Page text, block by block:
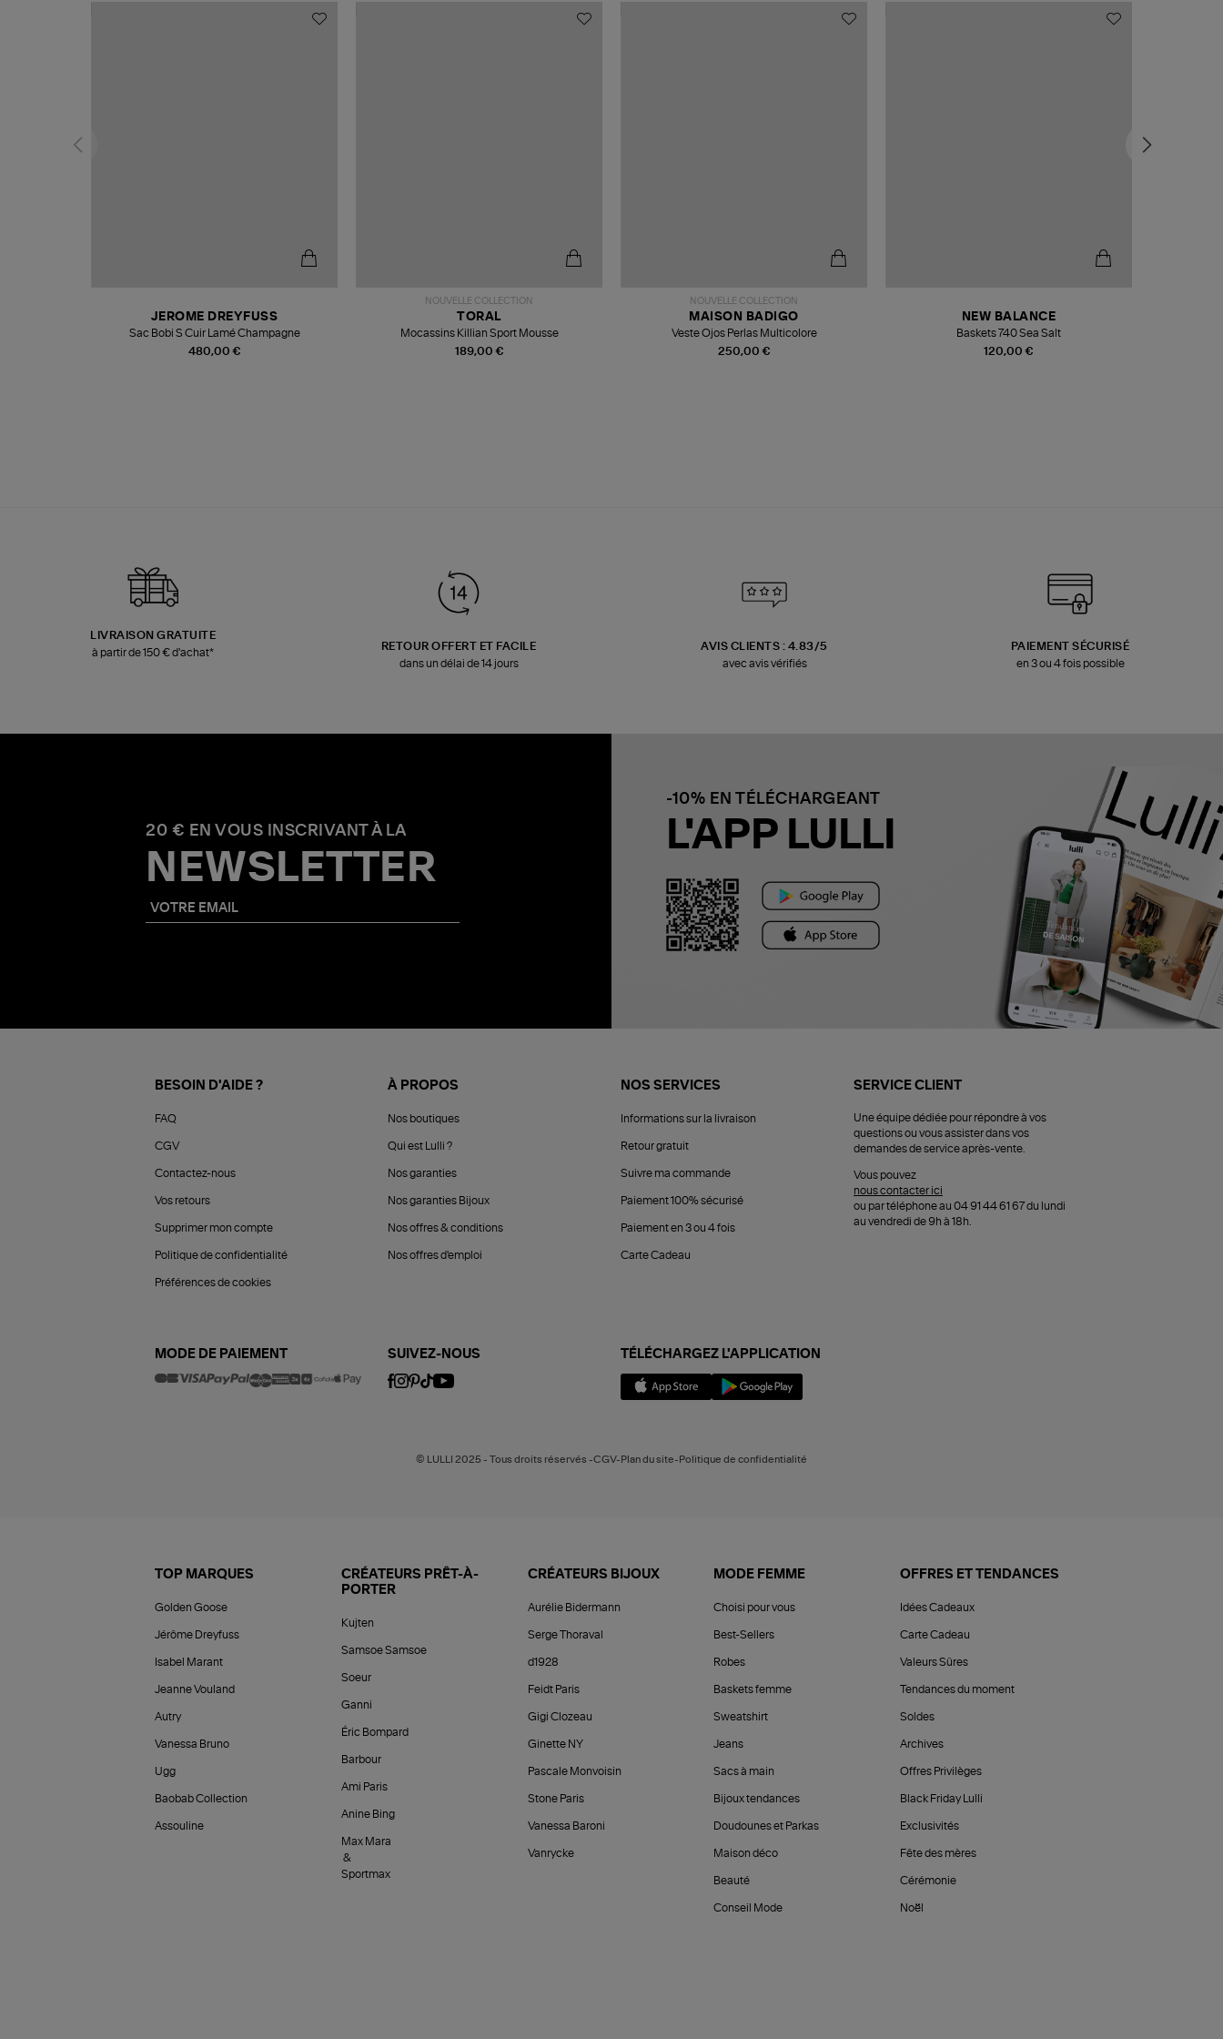
480,00 €
JEROME DREYFUSS
Sac Bobi S Cuir Lamé Champagne
NOUVELLE COLLECTION
189,00 €
TORAL
Mocassins Killian Sport Mousse
NOUVELLE COLLECTION
250,00 €
MAISON BADIGO
Veste Ojos Perlas Multicolore
120,00 €
NEW BALANCE
Baskets 740 Sea Salt
LIVRAISON GRATUITE
à partir de 150 € d'achat*
RETOUR OFFERT ET FACILE
dans un délai de 14 jours
AVIS CLIENTS : 4.83/5
avec avis vérifiés
PAIEMENT SÉCURISÉ
en 3 ou 4 fois possible
20 € EN VOUS INSCRIVANT À LA
NEWSLETTER
-10% EN TÉLÉCHARGEANT
L'APP LULLI
BESOIN D'AIDE ?
FAQ
CGV
Contactez-nous
Vos retours
Supprimer mon compte
Politique de confidentialité
Préférences de cookies
À PROPOS
Nos boutiques
Qui est Lulli ?
Nos garanties
Nos garanties Bijoux
Nos offres & conditions
Nos offres d'emploi
NOS SERVICES
Informations sur la livraison
Retour gratuit
Suivre ma commande
Paiement 100% sécurisé
Paiement en 3 ou 4 fois
Carte Cadeau
SERVICE CLIENT
Une équipe dédiée pour répondre à vos
questions ou vous assister dans vos
demandes de service après-vente.
Vous pouvez
nous contacter ici
ou par téléphone au 04 91 44 61 67 du lundi
au vendredi de 9h à 18h.
MODE DE PAIEMENT SUIVEZ-NOUS TÉLÉCHARGEZ L'APPLICATION
© LULLI 2025 - Tous droits réservés -CGV-Plan du site-Politique de confidentialité
TOP MARQUES
Golden Goose
Jérôme Dreyfuss
Isabel Marant
Jeanne Vouland
Autry
Vanessa Bruno
Ugg
Baobab Collection
Assouline
CRÉATEURS PRÊT-À-
PORTER
Kujten
Samsoe Samsoe
Soeur
Ganni
Éric Bompard
Barbour
Ami Paris
Anine Bing
Max Mara
&
Sportmax
CRÉATEURS BIJOUX
Aurélie Bidermann
Serge Thoraval
d1928
Feidt Paris
Gigi Clozeau
Ginette NY
Pascale Monvoisin
Stone Paris
Vanessa Baroni
Vanrycke
MODE FEMME
Choisi pour vous
Best-Sellers
Robes
Baskets femme
Sweatshirt
Jeans
Sacs à main
Bijoux tendances
Doudounes et Parkas
Maison déco
Beauté
Conseil Mode
OFFRES ET TENDANCES
Idées Cadeaux
Carte Cadeau
Valeurs Sûres
Tendances du moment
Soldes
Archives
Offres Privilèges
Black Friday Lulli
Exclusivités
Fête des mères
Cérémonie
Noël